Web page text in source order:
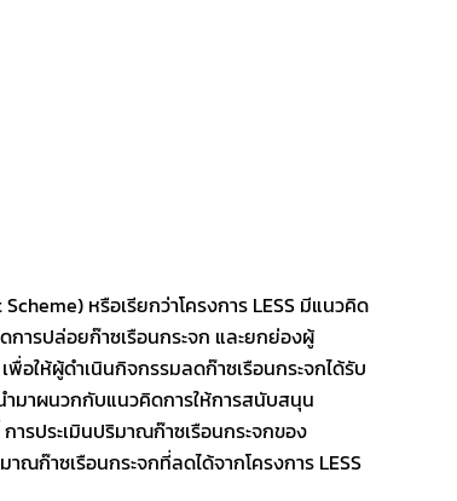
หรือเรียกว่าโครงการ LESS มีแนวคิด
ารปล่อยก๊าซเรือนกระจก และยกย่องผู้
อให้ผู้ดำเนินกิจกรรมลดก๊าซเรือนกระจกได้รับ
ำมาผนวกกับแนวคิดการให้การสนับสนุน
ารประเมินปริมาณก๊าซเรือนกระจกของ
ณก๊าซเรือนกระจกที่ลดได้จากโครงการ LESS